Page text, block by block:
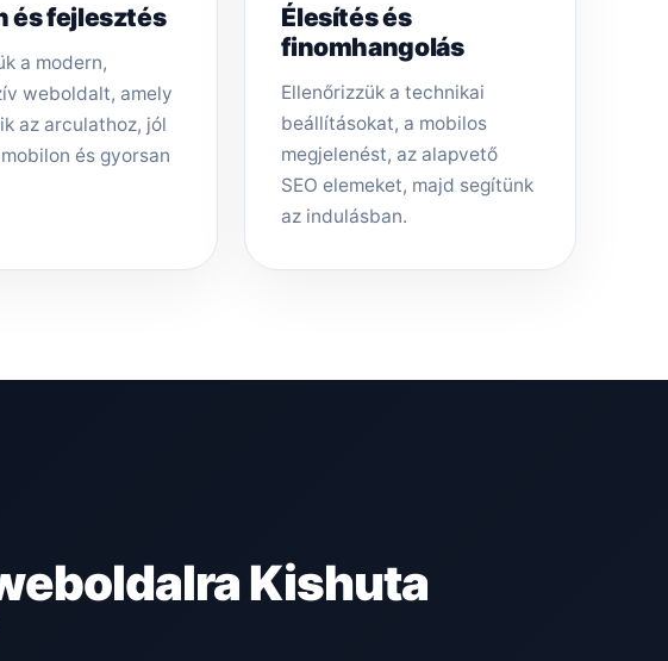
és fejlesztés
a modern,
weboldalt, amely
az arculathoz, jól
és gyorsan
Élesítés és
finomhangolás
Ellenőrizzük a technikai
beállításokat, a mobilos
megjelenést, az alapvető
SEO elemeket, majd segítünk
az indulásban.
Kishuta